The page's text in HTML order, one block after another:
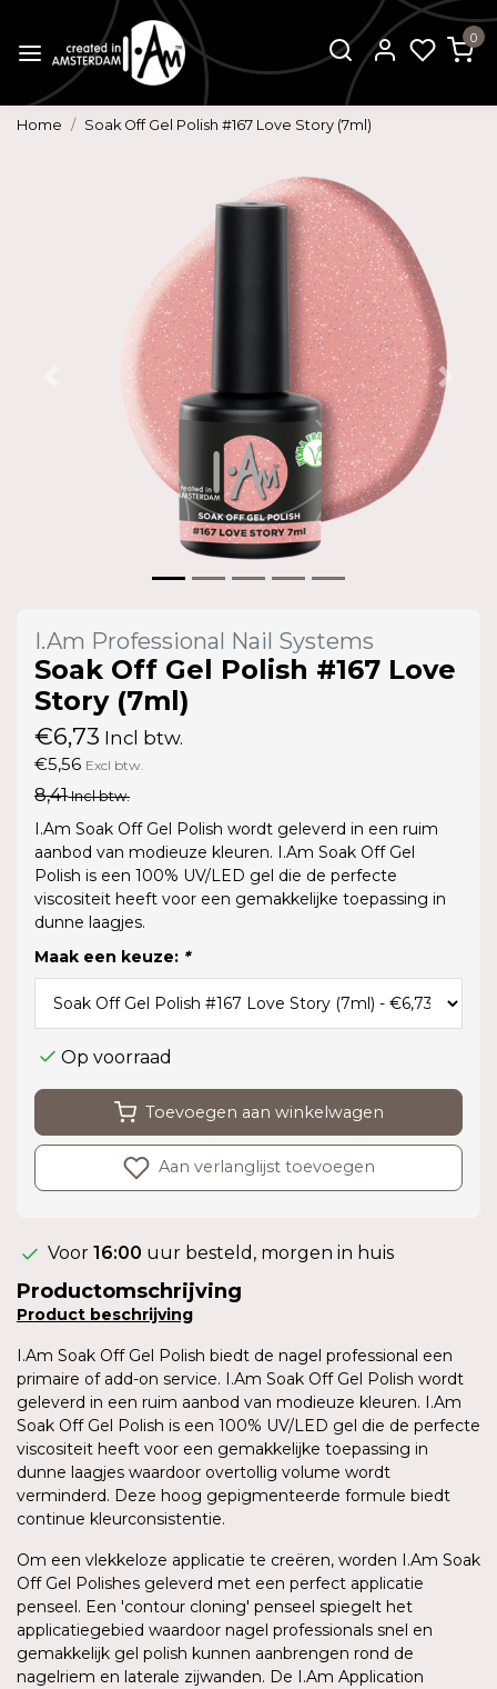
0
Home Soak Off Gel Polish #167 Love Story (7ml)
I.Am Professional Nail Systems
Soak Off Gel Polish #167 Love
Story (7ml)
€6,73 Incl btw.
€5,56 Excl btw.
8,41Incl btw.
I.Am Soak Off Gel Polish wordt geleverd in een ruim
aanbod van modieuze kleuren. I.Am Soak Off Gel
Polish is een 100% UV/LED gel die de perfecte
viscositeit heeft voor een gemakkelijke toepassing in
dunne laagjes.
Maak een keuze: *
Op voorraad
Toevoegen aan winkelwagen
Aan verlanglijst toevoegen
Voor 16:00 uur besteld, morgen in huis
Productomschrijving
Product beschrijving
I.Am Soak Off Gel Polish biedt de nagel professional een
primaire of add-on service. I.Am Soak Off Gel Polish wordt
geleverd in een ruim aanbod van modieuze kleuren. I.Am
Soak Off Gel Polish is een 100% UV/LED gel die de perfecte
viscositeit heeft voor een gemakkelijke toepassing in
dunne laagjes waardoor overtollig volume wordt
verminderd. Deze hoog gepigmenteerde formule biedt
continue kleurconsistentie.
Om een vlekkeloze applicatie te creëren, worden I.Am Soak
Off Gel Polishes geleverd met een perfect applicatie
penseel. Een 'contour cloning' penseel spiegelt het
applicatiegebied waardoor nagel professionals snel en
gemakkelijk gel polish kunnen aanbrengen rond de
nagelriem en laterale zijwanden. De I.Am Application